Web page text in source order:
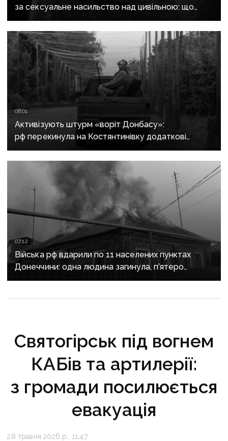
за сексуальне насильство над цивільною: що
відомо про справу
08:01
Активізують штурм «воріт Донбасу»:
рф перекинула на Костянтинівку додаткові
підрозділи й поновила атаки тритонними
авіабомбами
07:12
Війська рф вдарили по 11 населених пунктах
Донеччини: одна людина загинула, п’ятеро
поранені
Святогірськ під вогнем
КАБів та артилерії:
з громади посилюється
евакуація
28 травня 2026 р., 11:47